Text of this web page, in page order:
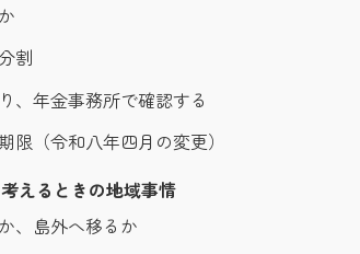
割
、年金事務所で確認する
（令和八年四月の変更）
えるときの地域事情
、島外へ移るか